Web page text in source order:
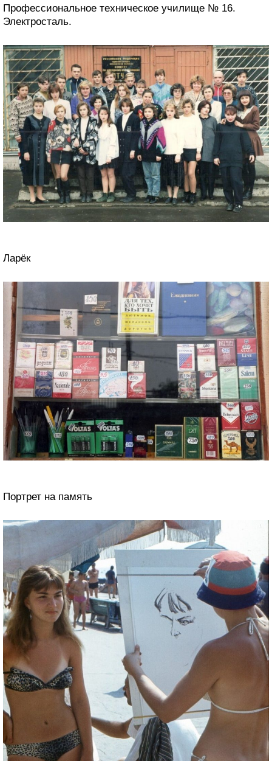
Профессиональное техническое училище № 16.
Электросталь.
Ларёк
Портрет на память